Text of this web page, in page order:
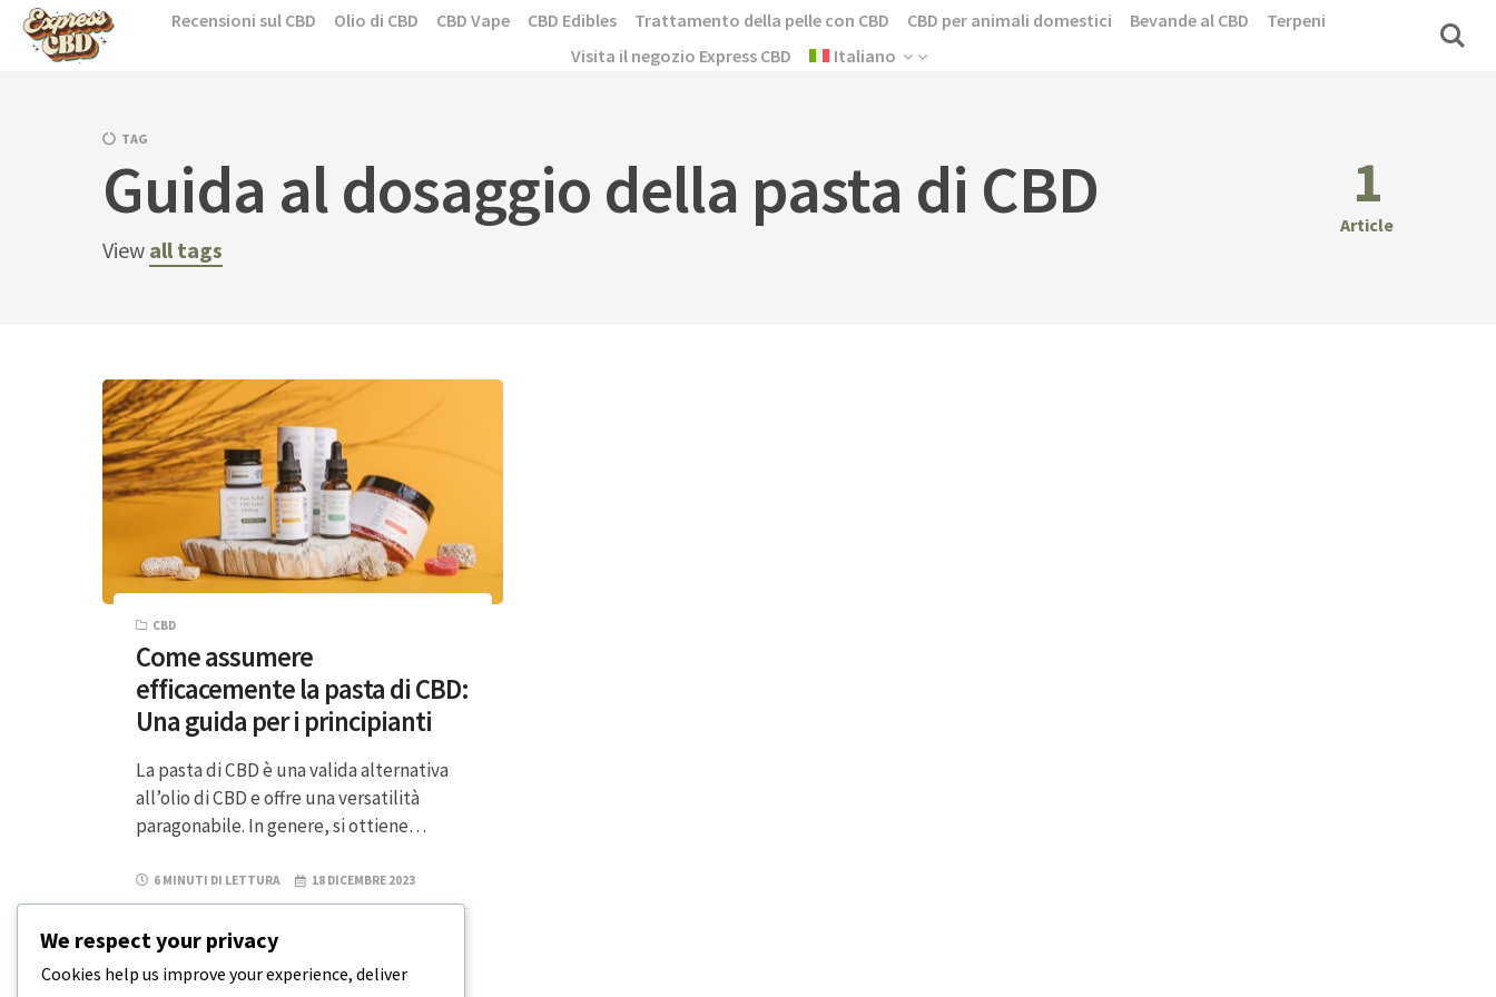
Skip
Recensioni sul CBD Olio di CBD CBD Vape CBD Edibles Trattamento della pelle con CBD CBD per animali domestici Bevande al CBD
Terpeni
Visita il negozio Express CBD
Italiano
TAG
Guida al dosaggio della pasta di CBD
View all tags
1
Article
CBD
Come assumere
efficacemente la pasta di CBD:
Una guida per i principianti
La pasta di CBD è una valida alternativa
all’olio di CBD e offre una versatilità
paragonabile. In genere, si ottiene…
6 MINUTI DI LETTURA 18 DICEMBRE 2023
We respect your privacy
Cookies help us improve your experience, deliver